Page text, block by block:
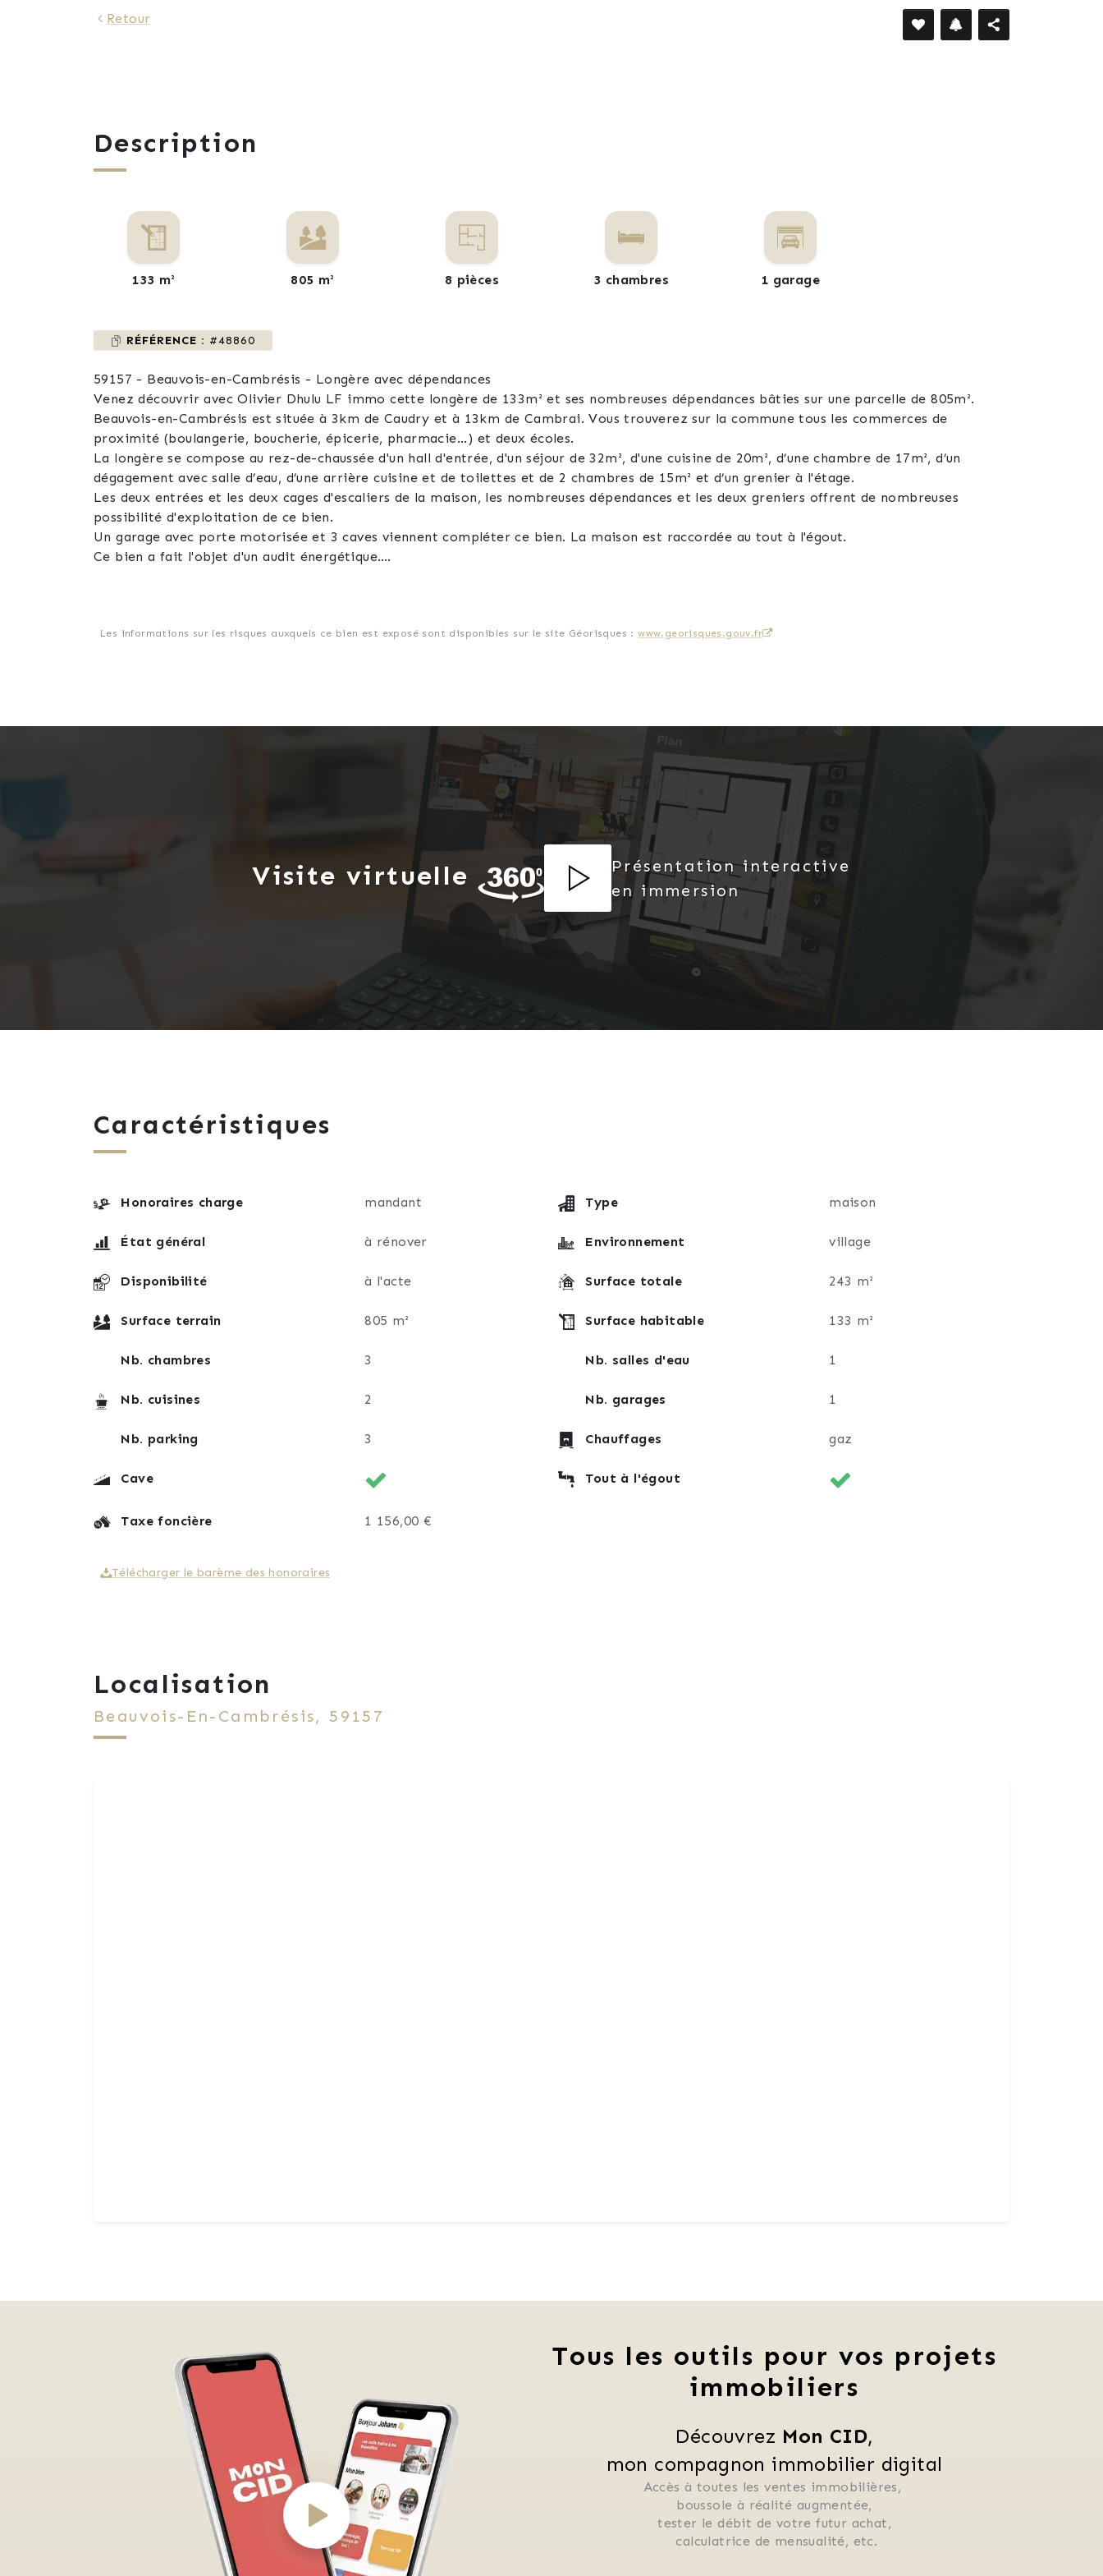
Retour
Description
133 m² 805 m² 8 pièces 3 chambres 1 garage
RÉFÉRENCE : #48860
59157 - Beauvois-en-Cambrésis - Longère avec dépendances
Venez découvrir avec Olivier Dhulu LF immo cette longère de 133m² et ses nombreuses dépendances bâties sur une parcelle de 805m².
Beauvois-en-Cambrésis est située à 3km de Caudry et à 13km de Cambrai. Vous trouverez sur la commune tous les commerces de
proximité (boulangerie, boucherie, épicerie, pharmacie...) et deux écoles.
La longère se compose au rez-de-chaussée d'un hall d'entrée, d'un séjour de 32m², d'une cuisine de 20m², d’une chambre de 17m², d’un
dégagement avec salle d’eau, d’une arrière cuisine et de toilettes et de 2 chambres de 15m² et d’un grenier à l'étage.
Les deux entrées et les deux cages d'escaliers de la maison, les nombreuses dépendances et les deux greniers offrent de nombreuses
possibilité d'exploitation de ce bien.
Un garage avec porte motorisée et 3 caves viennent compléter ce bien. La maison est raccordée au tout à l'égout.
Ce bien a fait l'objet d'un audit énergétique.
Les informations sur les risques auxquels ce bien est exposé sont disponibles sur le site Géorisques :www.georisques.gouv.fr
Visite virtuelle
Présentation interactive
en immersion
Caractéristiques
Honoraires charge mandant Type maison
État général à rénover Environnement village
Disponibilité à l'acte Surface totale 243 m²
Surface terrain 805 m² Surface habitable 133 m²
Nb. chambres 3 Nb. salles d'eau 1
Nb. cuisines 2 Nb. garages 1
Nb. parking 3 Chauffages gaz
Cave Tout à l'égout
Taxe foncière 1 156,00 €
Télécharger le barème des honoraires
Localisation
Beauvois-En-Cambrésis, 59157
Tous les outils pour vos projets
immobiliers
Découvrez Mon CID,
mon compagnon immobilier digital
Accès à toutes les ventes immobilières,
boussole à réalité augmentée,
tester le débit de votre futur achat,
calculatrice de mensualité, etc.